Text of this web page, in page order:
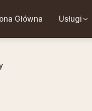
Główna Usługi